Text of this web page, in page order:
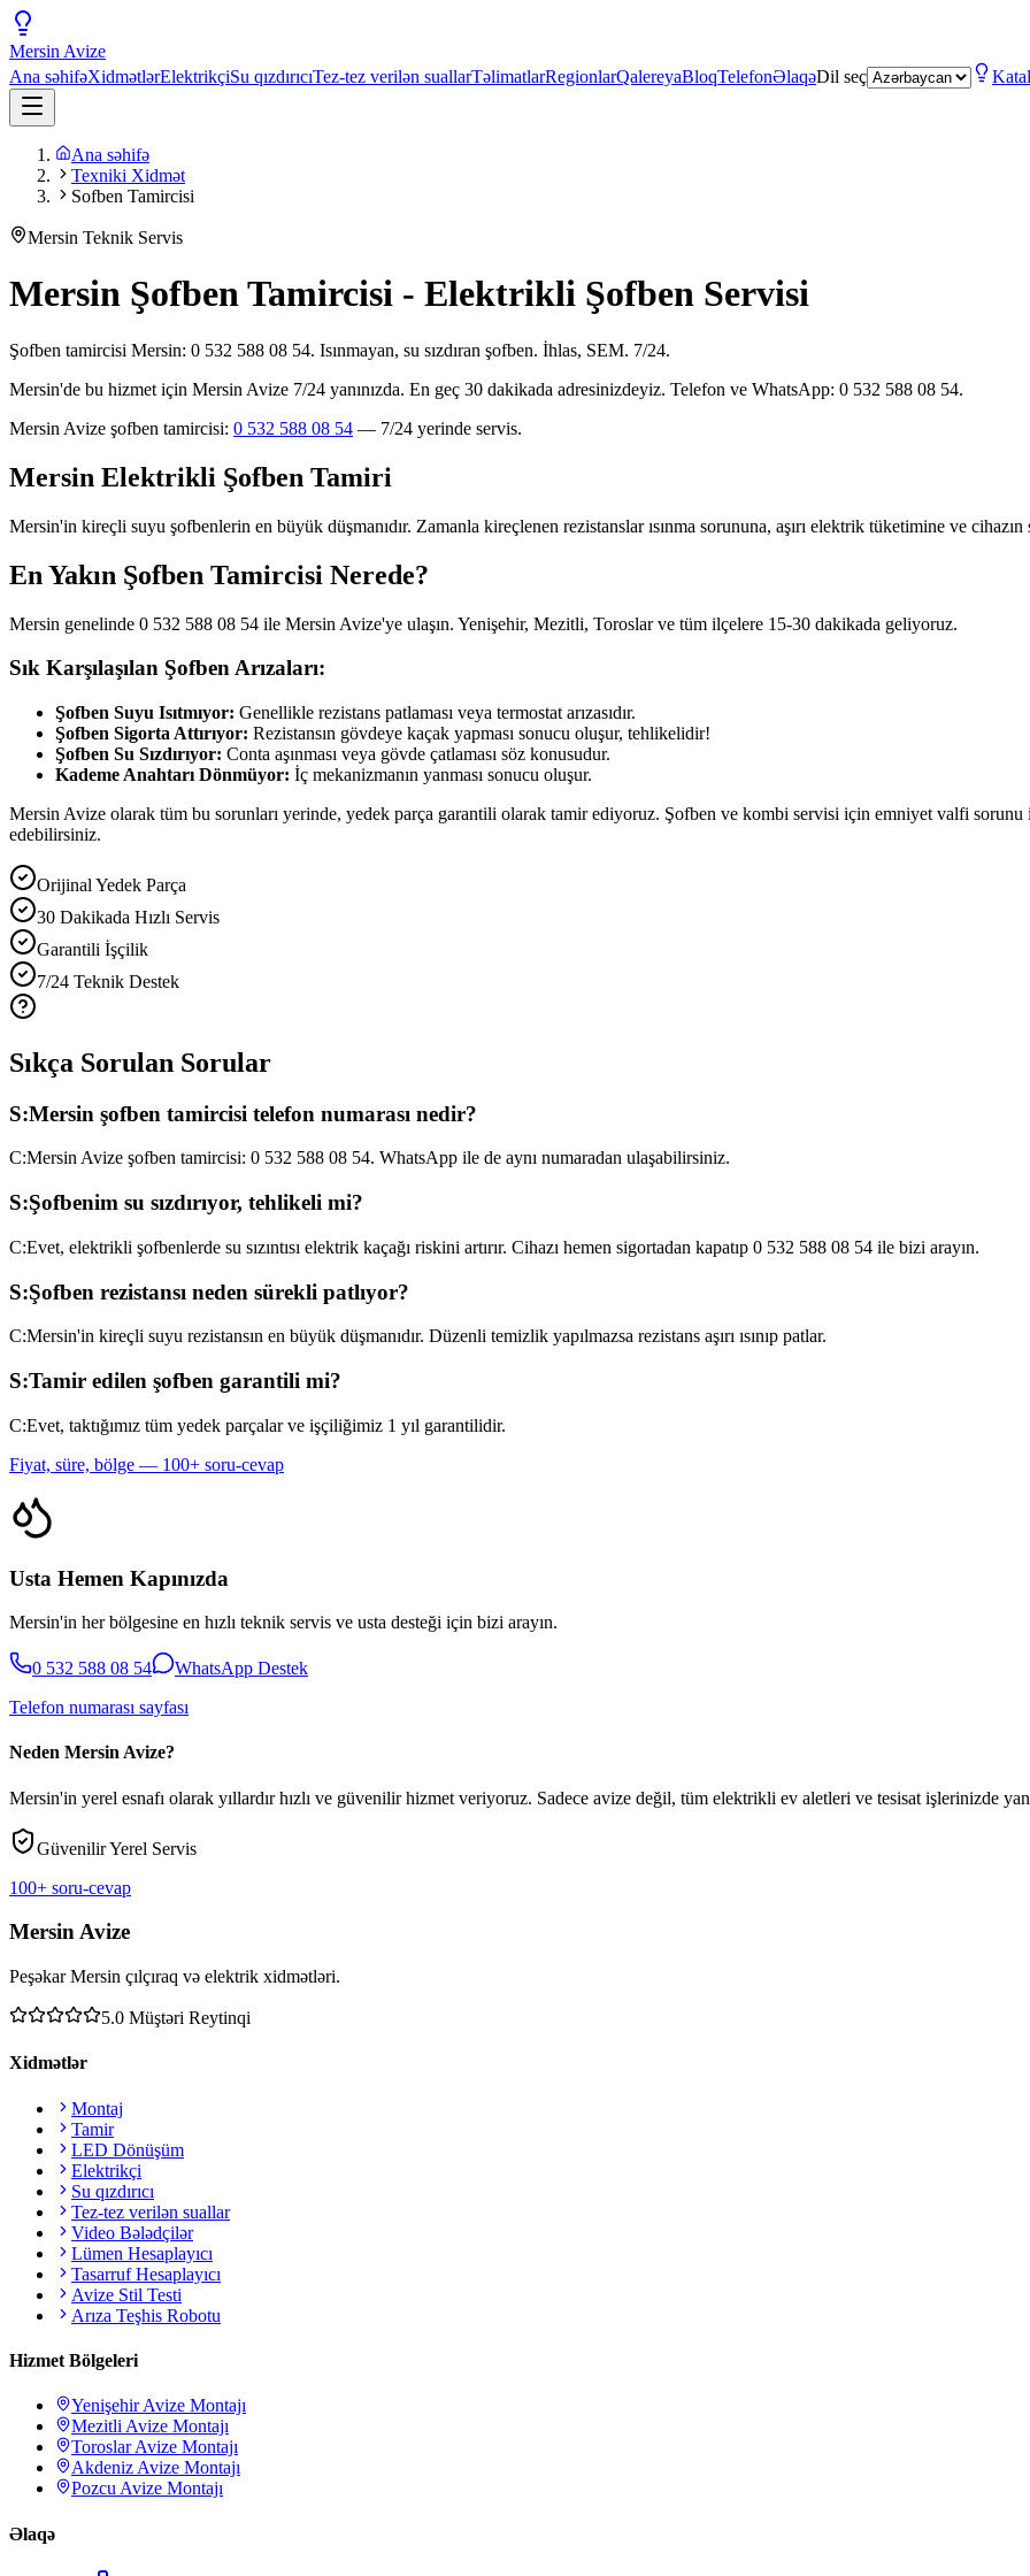
Mersin Avize
Ana səhifəXidmətlərElektrikçiSu qızdırıcıTez-tez verilən suallarTəlimatlarRegionlarQalereyaBloqTelefonƏlaqəDil seç
Ana səhifə
Texniki Xidmət
Sofben Tamircisi
Mersin Teknik Servis
Mersin Şofben Tamircisi - Elektrikli Şofben Servisi
Şofben tamircisi Mersin: 0 532 588 08 54. Isınmayan, su sızdıran şofben. İhlas, SEM. 7/24.
Mersin'de bu hizmet için Mersin Avize 7/24 yanınızda. En geç 30 dakikada adresinizdeyiz. Telefon ve WhatsApp: 0 532 588 08 54.
Mersin Avize şofben tamircisi: 0 532 588 08 54 — 7/24 yerinde servis.
Mersin Elektrikli Şofben Tamiri
Mersin'in kireçli suyu şofbenlerin en büyük düşmanıdır. Zamanla kireçlenen rezistanslar ısınma sorununa, aşırı elektrik tüketimine ve cihazın
En Yakın Şofben Tamircisi Nerede?
Mersin genelinde 0 532 588 08 54 ile Mersin Avize'ye ulaşın. Yenişehir, Mezitli, Toroslar ve tüm ilçelere 15-30 dakikada geliyoruz.
Sık Karşılaşılan Şofben Arızaları:
Şofben Suyu Isıtmıyor: Genellikle rezistans patlaması veya termostat arızasıdır.
Şofben Sigorta Attırıyor: Rezistansın gövdeye kaçak yapması sonucu oluşur, tehlikelidir!
Şofben Su Sızdırıyor: Conta aşınması veya gövde çatlaması söz konusudur.
Kademe Anahtarı Dönmüyor: İç mekanizmanın yanması sonucu oluşur.
Mersin Avize olarak tüm bu sorunları yerinde, yedek parça garantili olarak tamir ediyoruz. Şofben ve kombi servisi için emniyet valfi
edebilirsiniz.
Orijinal Yedek Parça
30 Dakikada Hızlı Servis
Garantili İşçilik
7/24 Teknik Destek
Sıkça Sorulan Sorular
S:Mersin şofben tamircisi telefon numarası nedir?
C:Mersin Avize şofben tamircisi: 0 532 588 08 54. WhatsApp ile de aynı numaradan ulaşabilirsiniz.
S:Şofbenim su sızdırıyor, tehlikeli mi?
C:Evet, elektrikli şofbenlerde su sızıntısı elektrik kaçağı riskini artırır. Cihazı hemen sigortadan kapatıp 0 532 588 08 54 ile bizi arayın.
S:Şofben rezistansı neden sürekli patlıyor?
C:Mersin'in kireçli suyu rezistansın en büyük düşmanıdır. Düzenli temizlik yapılmazsa rezistans aşırı ısınıp patlar.
S:Tamir edilen şofben garantili mi?
C:Evet, taktığımız tüm yedek parçalar ve işçiliğimiz 1 yıl garantilidir.
Fiyat, süre, bölge — 100+ soru-cevap
Usta Hemen Kapınızda
Mersin'in her bölgesine en hızlı teknik servis ve usta desteği için bizi arayın.
0 532 588 08 54
WhatsApp Destek
Telefon numarası sayfası
Neden Mersin Avize?
Mersin'in yerel esnafı olarak yıllardır hızlı ve güvenilir hizmet veriyoruz. Sadece avize değil, tüm elektrikli ev aletleri ve tesisat işlerinizde
Güvenilir Yerel Servis
100+ soru-cevap
Mersin Avize
Peşəkar Mersin çılçıraq və elektrik xidmətləri.
5.0 Müştəri Reytinqi
Xidmətlər
Montaj
Tamir
LED Dönüşüm
Elektrikçi
Su qızdırıcı
Tez-tez verilən suallar
Video Bələdçilər
Lümen Hesaplayıcı
Tasarruf Hesaplayıcı
Avize Stil Testi
Arıza Teşhis Robotu
Hizmet Bölgeleri
YenişehirAvize Montajı
Mezitli Avize Montajı
ToroslarAvize Montajı
Akdeniz Avize Montajı
Pozcu Avize Montajı
Əlaqə